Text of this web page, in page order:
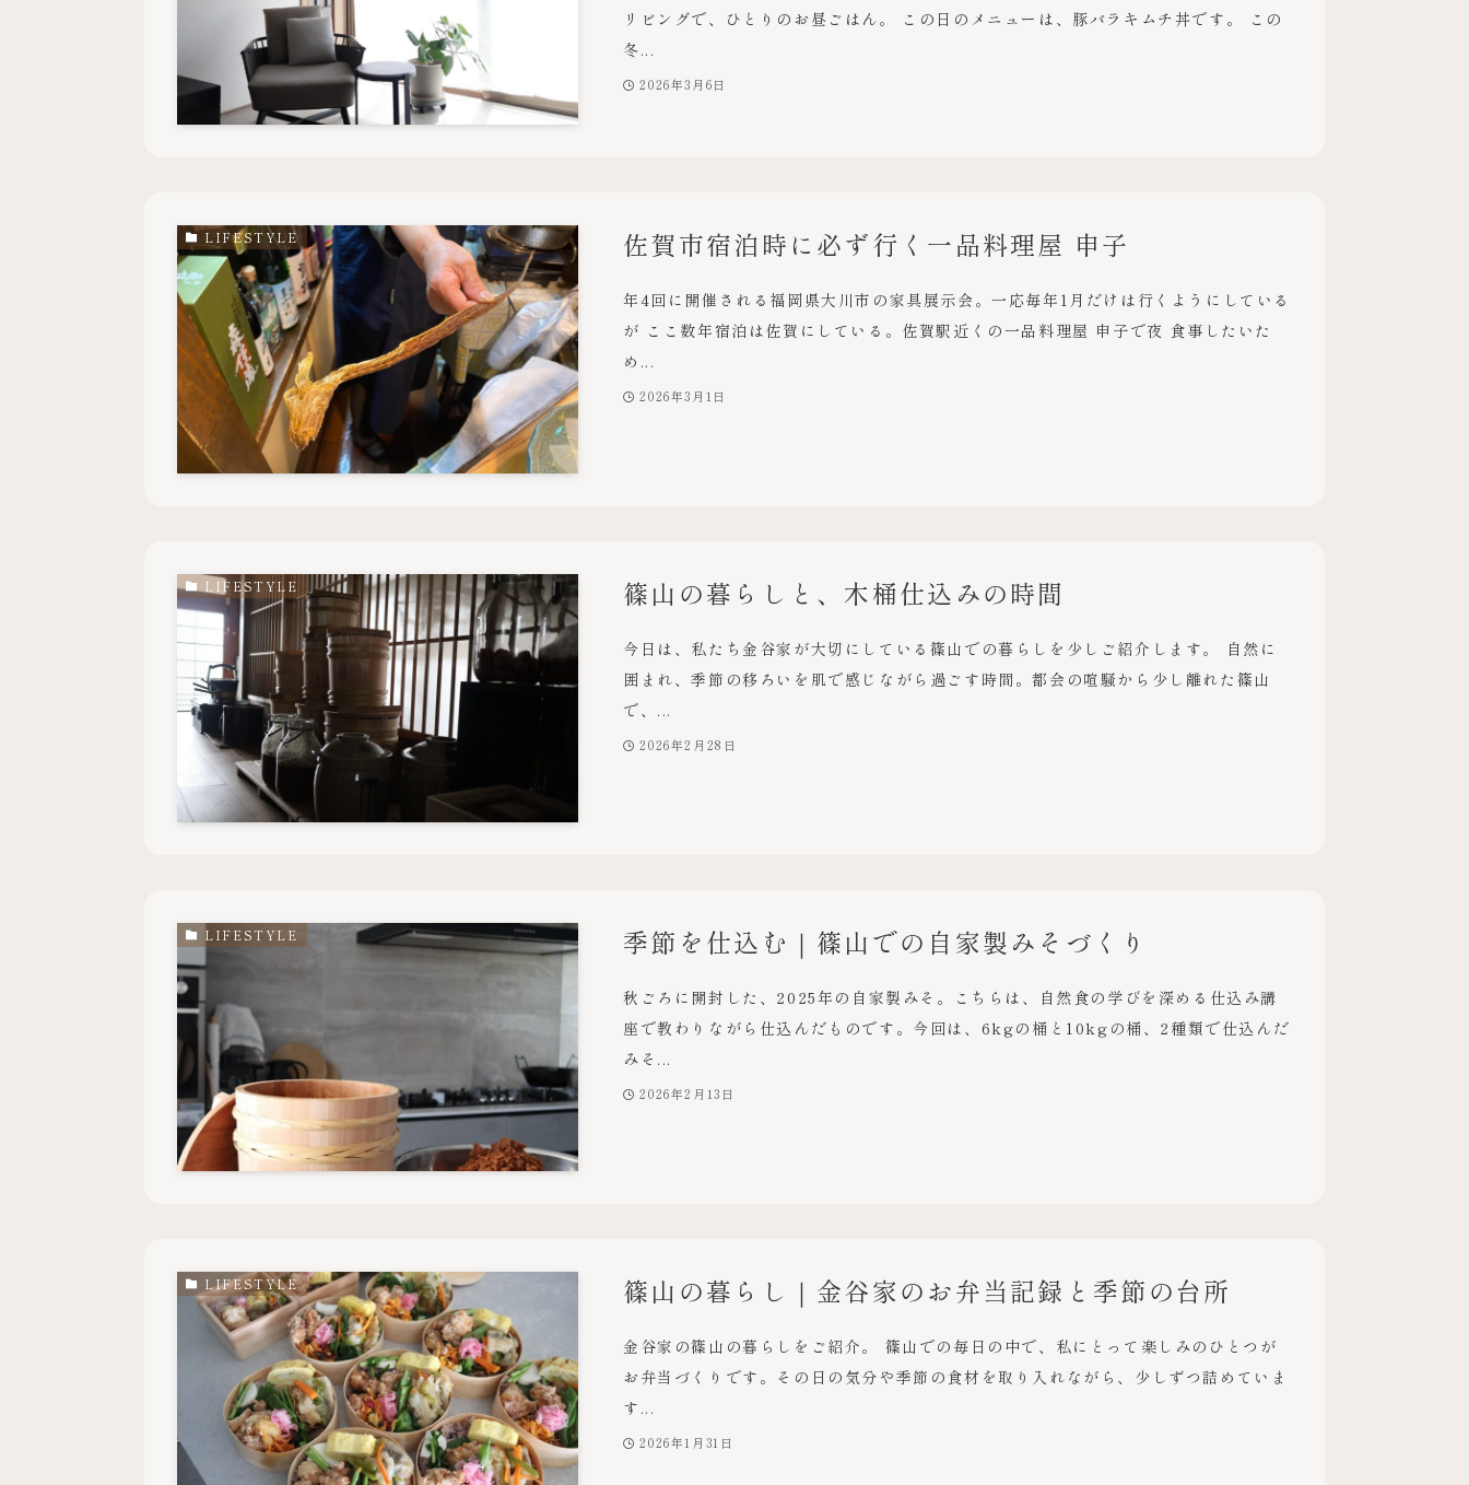
リビングで、ひとりのお昼ごはん。 この日のメニューは、豚バラキムチ丼です。 この
冬...
2026年3月6日
LIFESTYLE 佐賀市宿泊時に必ず行く一品料理屋 申子
年4回に開催される福岡県大川市の家具展示会。一応毎年1月だけは行くようにしている
が ここ数年宿泊は佐賀にしている。佐賀駅近くの一品料理屋 申子で夜 食事したいた
め...
2026年3月1日
LIFESTYLE 篠山の暮らしと、木桶仕込みの時間
今日は、私たち金谷家が大切にしている篠山での暮らしを少しご紹介します。 自然に
囲まれ、季節の移ろいを肌で感じながら過ごす時間。都会の喧騒から少し離れた篠山
で、...
2026年2月28日
LIFESTYLE 季節を仕込む｜篠山での自家製みそづくり
秋ごろに開封した、2025年の自家製みそ。こちらは、自然食の学びを深める仕込み講
座で教わりながら仕込んだものです。今回は、6kgの桶と10kgの桶、2種類で仕込んだ
みそ...
2026年2月13日
LIFESTYLE 篠山の暮らし｜金谷家のお弁当記録と季節の台所
金谷家の篠山の暮らしをご紹介。 篠山での毎日の中で、私にとって楽しみのひとつが
お弁当づくりです。その日の気分や季節の食材を取り入れながら、少しずつ詰めていま
す...
2026年1月31日